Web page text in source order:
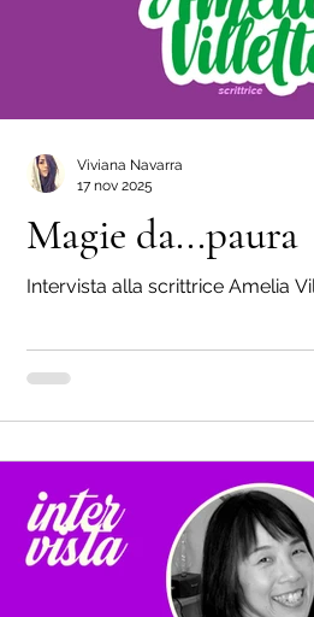
Magie da...paura
Intervista alla scrittrice Amelia
Viviana Navarra
17 nov 2025